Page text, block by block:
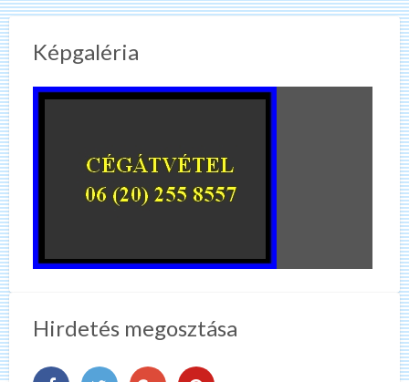
Képgaléria
Hirdetés megosztása